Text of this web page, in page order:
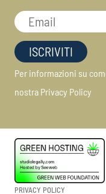
Per informazioni su
nostra Privacy Policy
PRIVACY POLICY